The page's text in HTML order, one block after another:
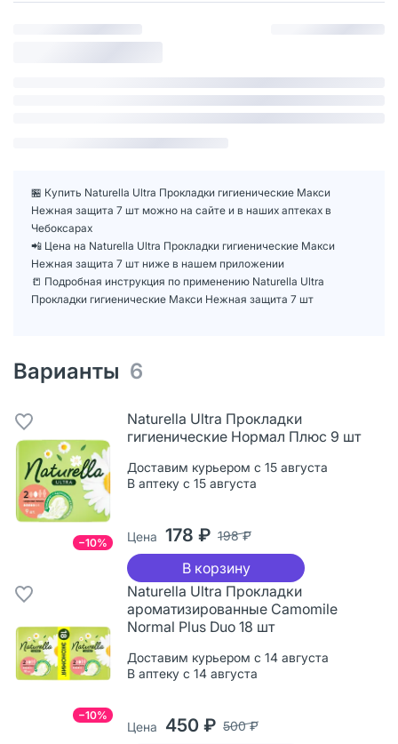
🏪 Купить Naturella Ultra Прокладки гигиенические Макси
Нежная защита 7 шт можно на сайте и в наших аптеках в
Чебоксарах
📲 Цена на Naturella Ultra Прокладки гигиенические Макси
Нежная защита 7 шт ниже в нашем приложении
📒 Подробная инструкция по применению Naturella Ultra
Прокладки гигиенические Макси Нежная защита 7 шт
Варианты 6
−10%
Naturella Ultra Прокладки
гигиенические Нормал Плюс 9 шт
Доставим курьером с 15 августа
В аптеку с 15 августа
Цена 178 ₽ 198 ₽
В корзину
−10%
Naturella Ultra Прокладки
ароматизированные Camomile
Normal Plus Duo 18 шт
Доставим курьером с 14 августа
В аптеку с 14 августа
Цена 450 ₽ 500 ₽